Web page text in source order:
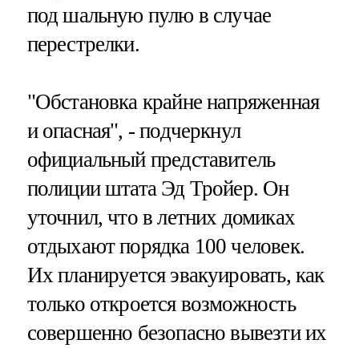
под шальную пулю в случае
перестрелки.
"Обстановка крайне напряженная
и опасная", - подчеркнул
официальный представитель
полиции штата Эд Тройер. Он
уточнил, что в летних домиках
отдыхают порядка 100 человек.
Их планируется эвакуировать, как
только откроется возможность
совершенно безопасно вывезти их